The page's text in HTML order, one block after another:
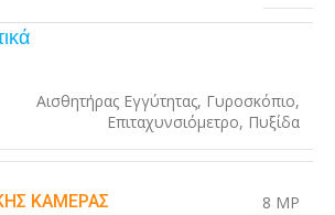
Αισθητήρας Εγγύτητας, Γυροσκόπιο,
Επιταχυνσιόμετρο, Πυξίδα
ΚΆΜΕΡΑΣ 8 MP